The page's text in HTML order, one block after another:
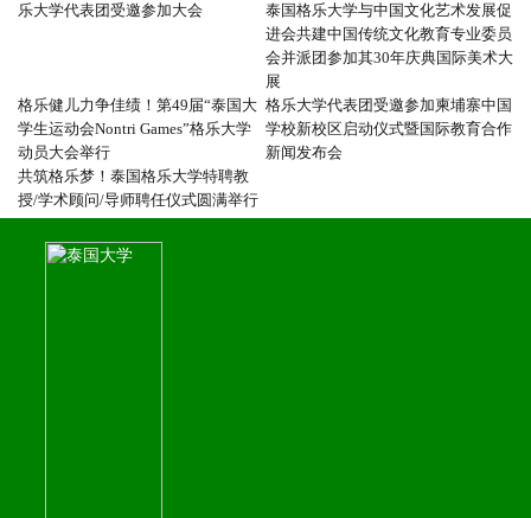
乐大学代表团受邀参加大会
泰国格乐大学与中国文化艺术发展促
进会共建中国传统文化教育专业委员
会并派团参加其30年庆典国际美术大
展
格乐健儿力争佳绩！第49届“泰国大
学生运动会Nontri Games”格乐大学
动员大会举行
格乐大学代表团受邀参加柬埔寨中国
学校新校区启动仪式暨国际教育合作
新闻发布会
共筑格乐梦！泰国格乐大学特聘教
授/学术顾问/导师聘任仪式圆满举行